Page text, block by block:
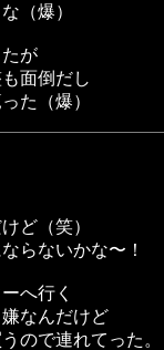
（爆）
が
面倒だし
た（爆）
ど（笑）
らないかな〜！
へ行く
なんだけど
ので連れてった。